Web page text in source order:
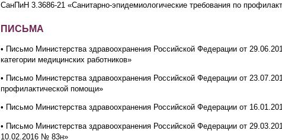
СанПиН 3.3686-21 «Санитарно-эпидемиологические требования по
ПИСЬМА
• Письмо Министерства здравоохранения Российской Федерации от
категории медицинских работников»
• Письмо Министерства здравоохранения Российской Федерации от
профилактической помощи»
• Письмо Министерства здравоохранения Российской Федерации от
• Письмо Министерства здравоохранения Российской Федерации от
10.02.2016 № 83н»